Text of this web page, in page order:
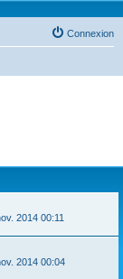
Connexion
2014 00:11
2014 00:04